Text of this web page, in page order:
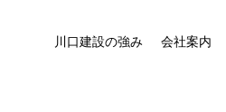
川口建設の強み 会社案内